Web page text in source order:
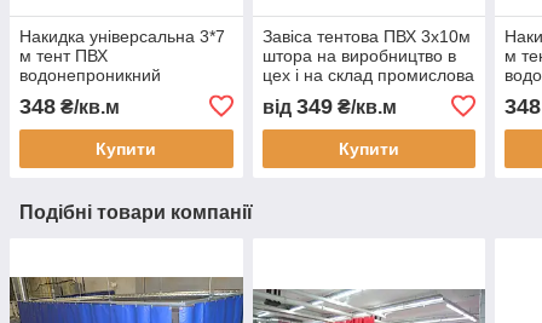
Накидка універсальна 3*7
м тент ПВХ
водонепроникний
тент захисний тент на
замовлення доставка
348 ₴/кв.м
Купити
Завіса тентова ПВХ 3х10м
штора на виробництво в
цех і на склад промислова
водонепроникна завіса
ПВХ для СТО
від 349₴/кв.м
Купити
м
348
Подібні товари компанії